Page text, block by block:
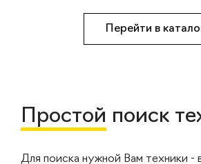
Перейти в
Простой поиск
Для поиска нужной Вам техники -